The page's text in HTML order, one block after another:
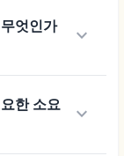
엇인가
keyboard_arrow_down
한 소요
keyboard_arrow_down